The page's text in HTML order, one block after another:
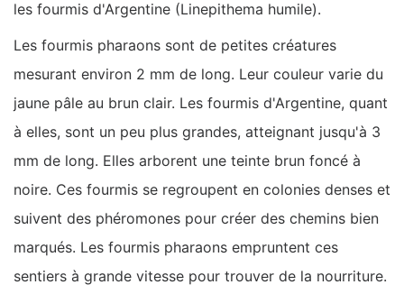
les fourmis d'Argentine (Linepithema humile).
Les fourmis pharaons sont de petites créatures
mesurant environ 2 mm de long. Leur couleur varie du
jaune pâle au brun clair. Les fourmis d'Argentine, quant
à elles, sont un peu plus grandes, atteignant jusqu'à 3
mm de long. Elles arborent une teinte brun foncé à
noire. Ces fourmis se regroupent en colonies denses et
suivent des phéromones pour créer des chemins bien
marqués. Les fourmis pharaons empruntent ces
sentiers à grande vitesse pour trouver de la nourriture.